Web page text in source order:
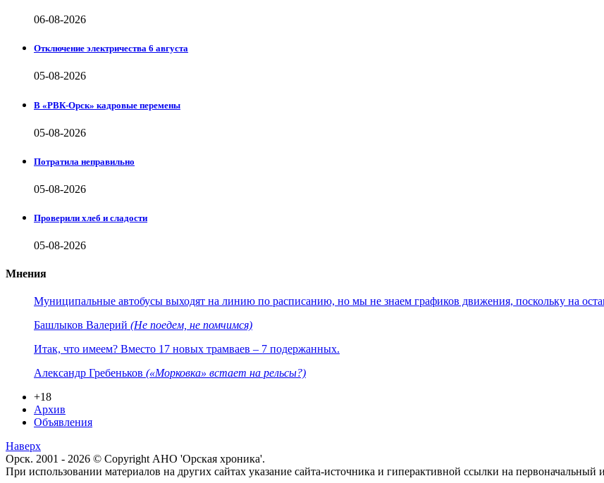
06-08-2026
Отключение электричества 6 августа
05-08-2026
В «РВК-Орск» кадровые перемены
05-08-2026
Потратила неправильно
05-08-2026
Проверили хлеб и сладости
05-08-2026
Мнения
Муниципальные автобусы выходят на линию по расписанию, но мы не знаем графиков движения, поскольку на
Башлыков Валерий (Не поедем, не помчимся)
Итак, что имеем? Вместо 17 новых трамваев – 7 подержанных.
Александр Гребеньков («Морковка» встает на рельсы?)
+18
Архив
Объявления
Наверх
Орск. 2001 - 2026 © Copyright АНО 'Орская хроника'.
При использовании материалов на других сайтах указание сайта-источника и гиперактивной ссылки на